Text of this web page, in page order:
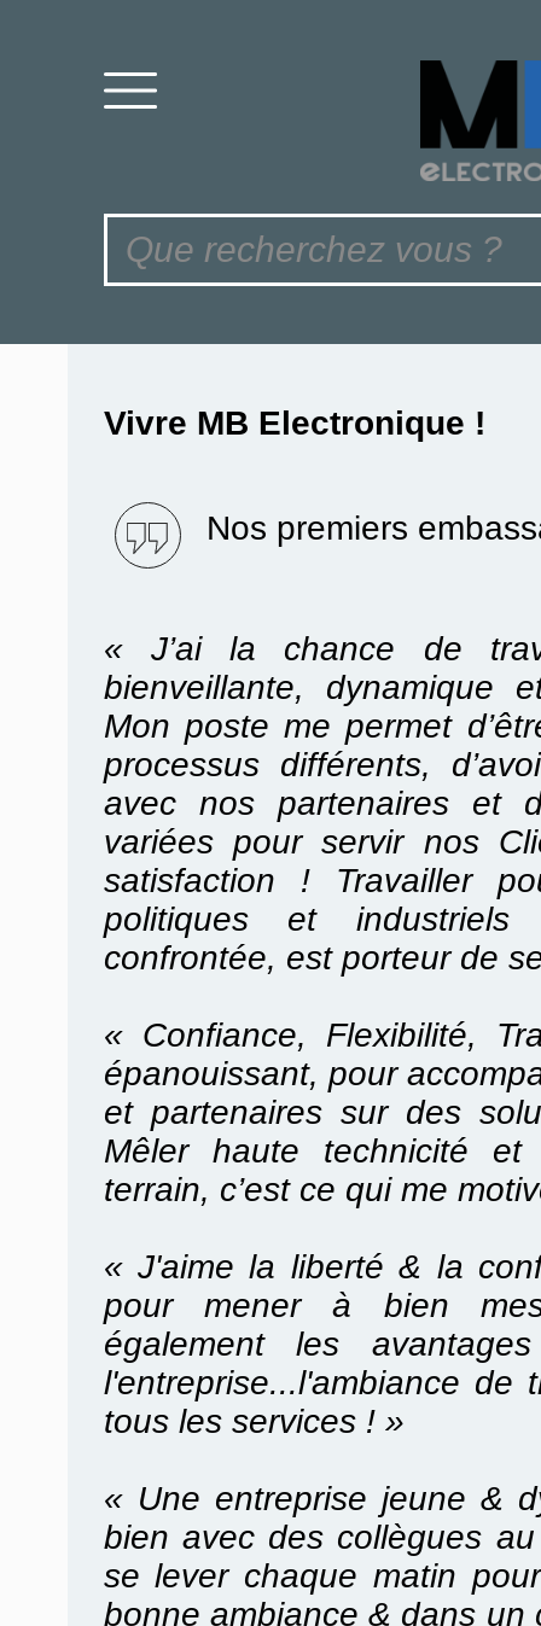
Vivre MB Electronique !
Nos premiers
« J’ai la chance de
bienveillante, dynamique
Mon poste me permet
processus différents,
avec nos partenaires et
variées pour servir nos
satisfaction ! Travailler
politiques et industriels
confrontée, est porteur de
« Confiance, Flexibilité,
épanouissant, pour
et partenaires sur des
Mêler haute technicité
terrain, c’est ce qui me
« J'aime la liberté & la
pour mener à bien
également les
l'entreprise...l'ambiance de
tous les services ! »
« Une entreprise jeune &
bien avec des collègues
se lever chaque matin
bonne ambiance & dans un